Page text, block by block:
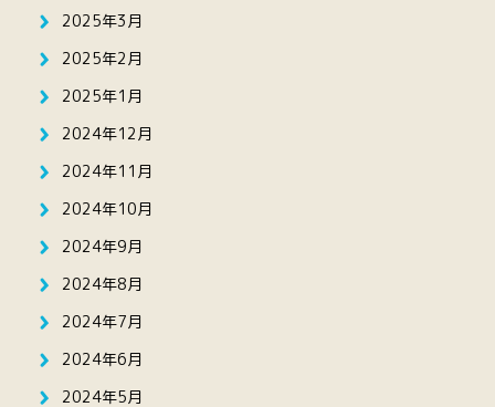
2025年3月
2025年2月
2025年1月
2024年12月
2024年11月
2024年10月
2024年9月
2024年8月
2024年7月
2024年6月
2024年5月